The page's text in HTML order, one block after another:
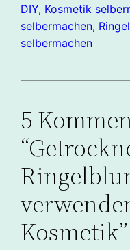
DIY, Kosmetik
selbermachen,
selbermachen
5
Kosmetik”